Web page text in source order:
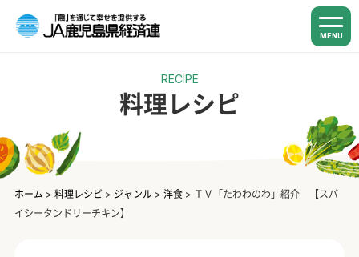
MENU
RECIPE
料理レシピ
ホーム > 料理レシピ> ジャンル> 洋食> ＴＶ「たわわのわ」紹介 【スパ
イシータンドリーチキン】